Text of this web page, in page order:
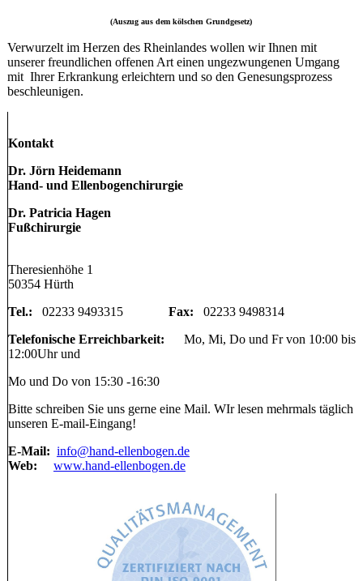
(Auszug aus dem kölschen Grundgesetz)
Verwurzelt im Herzen des Rheinlandes wollen wir Ihnen mit
unserer freundlichen offenen Art einen ungezwungenen Umgang
mit Ihrer Erkrankung erleichtern und so den Genesungsprozess
beschleunigen.
Kontakt
Dr. Jörn Heidemann
Hand- und Ellenbogenchirurgie
Dr. Patricia Hagen
Fußchirurgie
Theresienhöhe 1
50354 Hürth
Tel.: 02233 9493315 Fax: 02233 9498314
Telefonische Erreichbarkeit: Mo, Mi, Do und Fr von 10:00 bis
12:00Uhr und
Mo und Do von 15:30 -16:30
Bitte schreiben Sie uns gerne eine Mail. WIr lesen mehrmals täglich
unseren E-mail-Eingang!
E-Mail: info@hand-ellenbogen.de
Web:
www.hand-ellenbogen.de